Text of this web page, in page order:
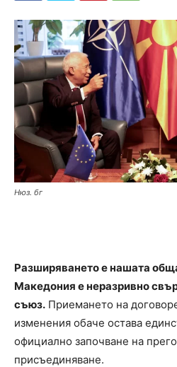
Нюз. бг
Разширяването е нашата
Македония е неразривно
съюз. Приемането на
изменения обаче остава
официално започване на
присъединяване.